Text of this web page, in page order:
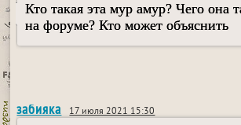
Кто такая эта мур амур? Чего она
на форуме? Кто может объяснить
забияка 17 июля 2021 15:30